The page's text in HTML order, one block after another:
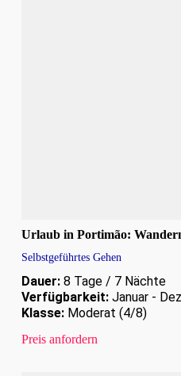
Urlaub in Portimão:
Selbstgeführtes Gehen
Dauer:8 Tage / 7 Nächte
Verfügbarkeit:Januar -
Klasse:Moderat (4/8)
Preis anfordern